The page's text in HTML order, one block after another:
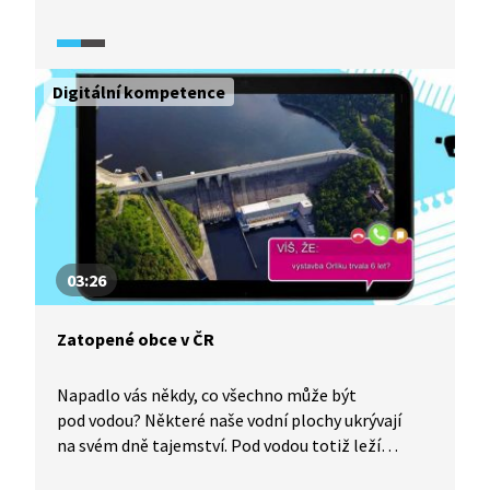
jen k drobným změnám. Největší problém vznikl
v osadě Sidonie.
Digitální kompetence
03:26
Zatopené obce v ČR
Napadlo vás někdy, co všechno může být
pod vodou? Některé naše vodní plochy ukrývají
na svém dně tajemství. Pod vodou totiž leží